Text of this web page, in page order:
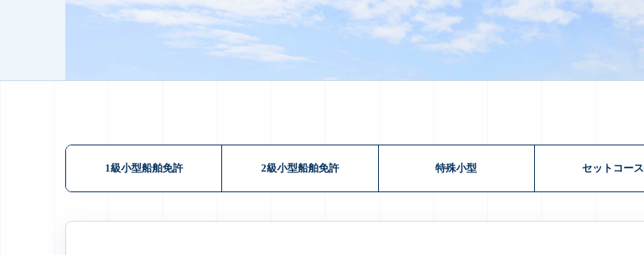
1級小型船舶免許 2級小型船舶免許 特殊小型 セットコース